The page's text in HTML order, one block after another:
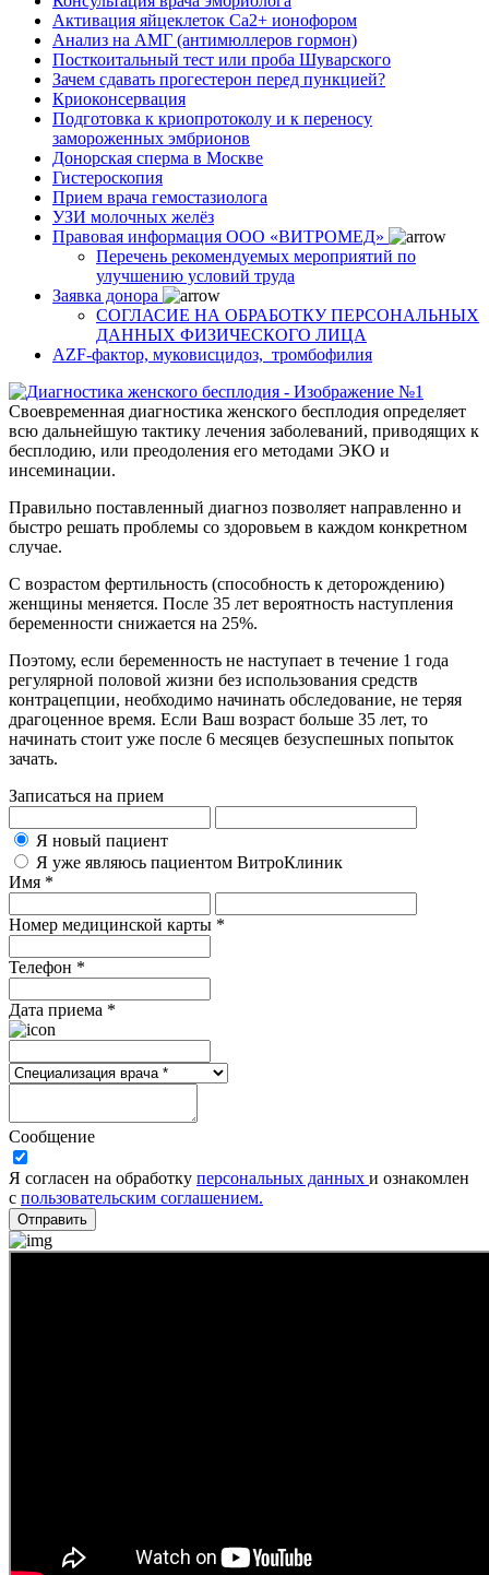
Активация яйцеклеток Са2+ ионофором
Анализ на АМГ (антимюллеров гормон)
Посткоитальный тест или проба Шуварского
Зачем сдавать прогестерон перед пункцией?
Криоконсервация
Подготовка к криопротоколу и к переносу
замороженных эмбрионов
Донорская сперма в Москве
Гистероскопия
Прием врача гемостазиолога
УЗИ молочных желёз
Правовая информация ООО «ВИТРОМЕД»
Перечень рекомендуемых мероприятий по
улучшению условий труда
Заявка донора
СОГЛАСИЕ НА ОБРАБОТКУ ПЕРСОНАЛЬНЫХ
ДАННЫХ ФИЗИЧЕСКОГО ЛИЦА
AZF-фактор, муковисцидоз, тромбофилия
Своевременная диагностика женского бесплодия определяет
всю дальнейшую тактику лечения заболеваний, приводящих к
бесплодию, или преодоления его методами ЭКО и
инсеминации.
Правильно поставленный диагноз позволяет направленно и
быстро решать проблемы со здоровьем в каждом конкретном
случае.
С возрастом фертильность (способность к деторождению)
женщины меняется. После 35 лет вероятность наступления
беременности снижается на 25%.
Поэтому, если беременность не наступает в течение 1 года
регулярной половой жизни без использования средств
контрацепции, необходимо начинать обследование, не теряя
драгоценное время. Если Ваш возраст больше 35 лет, то
начинать стоит уже после 6 месяцев безуспешных попыток
зачать.
Записаться на прием
Я новый пациент
Я уже являюсь пациентом ВитроКлиник
Имя *
Номер медицинской карты *
Телефон *
Дата приема *
Сообщение
Я согласен на обработку персональных данных и ознакомлен
с пользовательским соглашением.
Отправить